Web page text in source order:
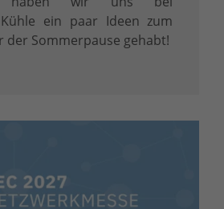
ein paar Ideen zum
der Sommerpause gehabt!